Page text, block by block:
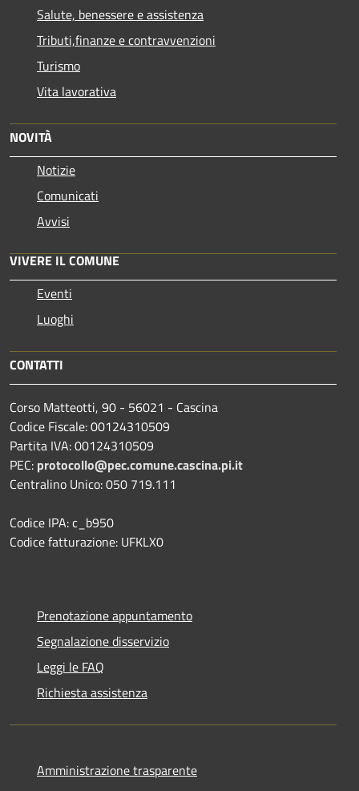
Salute, benessere e assistenza
Tributi,finanze e contravvenzioni
Turismo
Vita lavorativa
NOVITÀ
Notizie
Comunicati
Avvisi
VIVERE IL COMUNE
Eventi
Luoghi
CONTATTI
Corso Matteotti, 90 - 56021 - Cascina
Codice Fiscale: 00124310509
Partita IVA: 00124310509
PEC: protocollo@pec.comune.cascina.pi.it
Centralino Unico: 050 719.111
Codice IPA: c_b950
Codice fatturazione: UFKLX0
Prenotazione appuntamento
Segnalazione disservizio
Leggi le FAQ
Richiesta assistenza
Amministrazione trasparente